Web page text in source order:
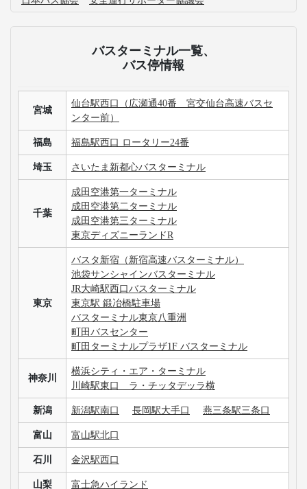
クレジット
カード
コンビニ キャリア ポイント
予約変更 予約キャンセル
高速バス・深夜バスのよくある質問
高速バスの車内で飲食してもよいですか？
出発当日でも、高速バスの予約はできますか？
3列シートのメリット・デメリットが知りたいです。
手荷物についての取り扱いが知りたいです。